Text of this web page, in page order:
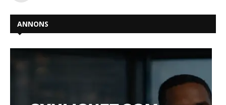
ANNONS